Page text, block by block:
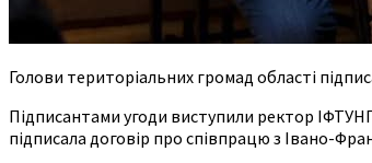
Голови територіальних громад області
Підписантами угоди виступили ректор
підписала договір про співпрацю з Івано-